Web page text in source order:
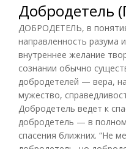
Добродетель
ДОБРОДЕТЕЛЬ, в
направленность разума
внутреннее желание
сознании обычно
добродетелей — вера,
мужество,
Добродетель ведет к
добродетель — в
спасения ближних. “Не